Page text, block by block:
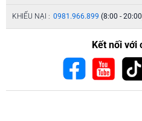
KHIẾU NẠI : 0981.966.899 (8:00 -
Kết nối với